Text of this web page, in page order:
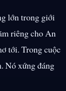
lớn trong giới
riêng cho An
tới. Trong cuộc
Nó xứng đáng